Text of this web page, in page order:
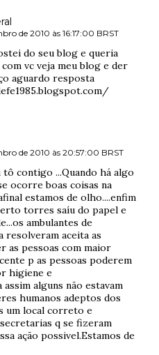
de 2010 às 16:17:00 BRST
do seu blog e queria
vc veja meu blog e der
aguardo resposta
de 2010 às 20:57:00 BRST
tô contigo ...Quando há algo
ocorre boas coisas na
estamos de olho....enfim
torres saíu do papel e
ambulantes de
resolveram aceita as
as pessoas com maior
p as pessoas poderem
higiene e
assim alguns não estavam
humanos adeptos dos
um local correto e
q se fizeram
ação possivel.Estamos de